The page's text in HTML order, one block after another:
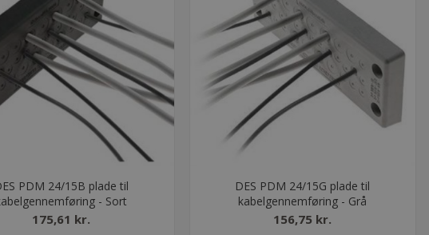
PDM 24/15B plade til
- Sort
175,61 kr.
DES PDM 24/15G plade til
kabelgennemføring - Grå
156,75 kr.